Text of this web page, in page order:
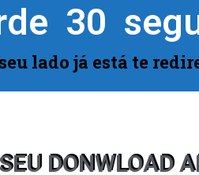
lado já está te
30
SEU DONWLOAD